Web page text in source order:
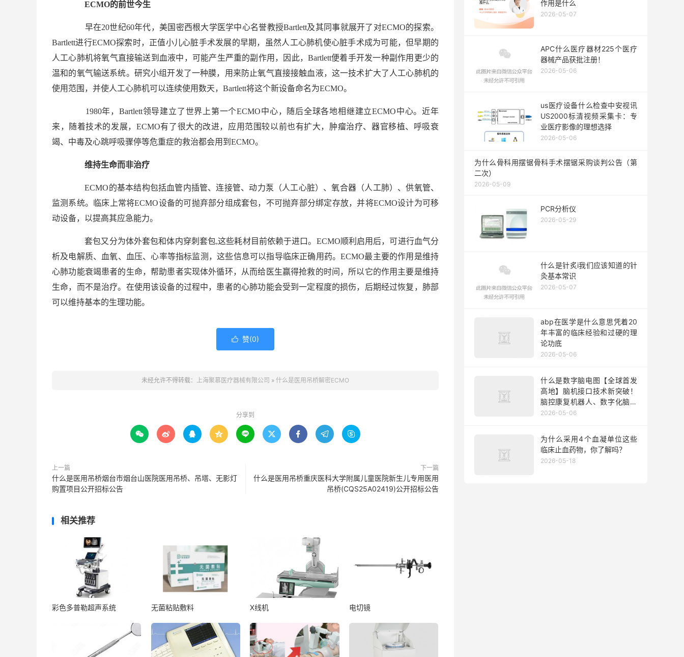
ECMO的前世今生
早在20世纪60年代，美国密西根大学医学中心名誉教授Bartlett及其同事就展开了对ECMO的探索。
Bartlett进行ECMO探索时，正值小儿心脏手术发展的早期，虽然人工心肺机使心脏手术成为可能，但早期的
人工心肺机将氧气直接输送到血液中，可能产生严重的副作用，因此，Bartlett便着手开发一种副作用更少的
温和的氧气输送系统。研究小组开发了一种膜，用来防止氧气直接接触血液，这一技术扩大了人工心肺机的
使用范围，并使人工心肺机可以连续使用数天，Bartlett将这个新设备命名为ECMO。
1980年，Bartlett领导建立了世界上第一个ECMO中心，随后全球各地相继建立ECMO中心。近年
来，随着技术的发展，ECMO有了很大的改进，应用范围较以前也有扩大，肿瘤治疗、器官移植、呼吸衰
竭、中毒及心跳呼吸骤停等危重症的救治都会用到ECMO。
维持生命而非治疗
ECMO的基本结构包括血管内插管、连接管、动力泵（人工心脏）、氧合器（人工肺）、供氧管、
监测系统。临床上常将ECMO设备的可抛弃部分组成套包，不可抛弃部分绑定存放，并将ECMO设计为可移
动设备，以提高其应急能力。
套包又分为体外套包和体内穿刺套包,这些耗材目前依赖于进口。ECMO顺利启用后，可进行血气分
析及电解质、血氧、血压、心率等指标监测，这些信息可以指导临床正确用药。ECMO最主要的作用是维持
心肺功能衰竭患者的生命，帮助患者实现体外循环，从而给医生赢得抢救的时间，所以它的作用主要是维持
生命，而不是治疗。在使用该设备的过程中，患者的心肺功能会受到一定程度的损伤，后期经过恢复，肺部
可以维持基本的生理功能。
 赞(0)
未经允许不得转载： 上海聚慕医疗器械有限公司 » 什么是医用吊桥解密ECMO
分享到
        
上一篇
什么是医用吊桥烟台市烟台山医院医用吊桥、吊塔、无影灯
购置项目公开招标公告
下一篇
什么是医用吊桥重庆医科大学附属儿童医院新生儿专用医用
吊桥(CQS25A02419)公开招标公告
相关推荐
彩色多普勒超声系统 无菌粘贴敷料 X线机 电切镜
作用是什么
2026-05-07
APC什么医疗器材225个医疗
器械产品获批注册！
2026-05-06
us医疗设备什么检查中安视讯
US2000标清视频采集卡：专
业医疗影像的理想选择
2026-05-06
为什么骨科用摆锯骨科手术摆锯采购谈判公告（第
二次）
2026-05-09
PCR分析仪
2026-05-29
什么是针炙i我们应该知道的针
灸基本常识
2026-05-07
abp在医学是什么意思凭着20
年丰富的临床经验和过硬的理
论功底
2026-05-06
什么是数字脑电图【全球首发
高地】脑机接口技术新突破！
脑控康复机器人、数字化脑电
图机等新品重磅登场！
2026-05-06
为什么采用4个血凝单位这些
临床止血药物，你了解吗？
2026-05-18